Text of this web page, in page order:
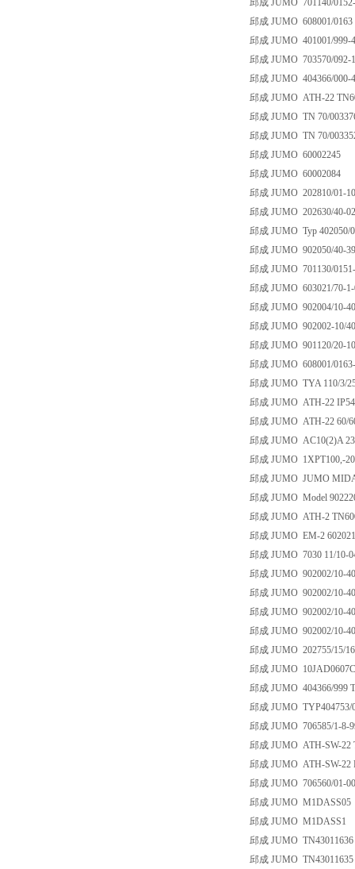
邱成 JUMO 701140/
邱成 JUMO 608001/0163
邱成 JUMO 401001/999-
邱成 JUMO 703570/092-
邱成 JUMO 404366/000-
邱成 JUMO ATH-22
邱成 JUMO TN 70/
邱成 JUMO TN 70/
邱成 JUMO 60002245
邱成 JUMO 60002084
邱成 JUMO 202810/01-
邱成 JUMO 202630/40-
邱成 JUMO Typ 402050/
邱成 JUMO 902050/40-
邱成 JUMO 701130/
邱成 JUMO 603021/70-1-
邱成 JUMO 902004/10-
邱成 JUMO 902002-10/
邱成 JUMO 901120/20-
邱成 JUMO 608001/
邱成 JUMO TYA 110/3/
邱成 JUMO ATH-22 IP54
邱成 JUMO ATH-22 60/
邱成 JUMO AC10(2)A
邱成 JUMO 1XPT100,-
邱成 JUMO JUMO
邱成 JUMO Model
邱成 JUMO ATH-2
邱成 JUMO EM-2
邱成 JUMO 7030 11/10-
邱成 JUMO 902002/10-
邱成 JUMO 902002/10-
邱成 JUMO 902002/10-
邱成 JUMO 902002/10-
邱成 JUMO 202755/15/
邱成 JUMO
邱成 JUMO 404366/999
邱成 JUMO TYP404753/
邱成 JUMO 706585/1-8-
邱成 JUMO ATH-SW-22
邱成 JUMO ATH-SW-22
邱成 JUMO 706560/01-
邱成 JUMO M1DASS05
邱成 JUMO M1DASS1
邱成 JUMO TN43011636
邱成 JUMO TN43011635